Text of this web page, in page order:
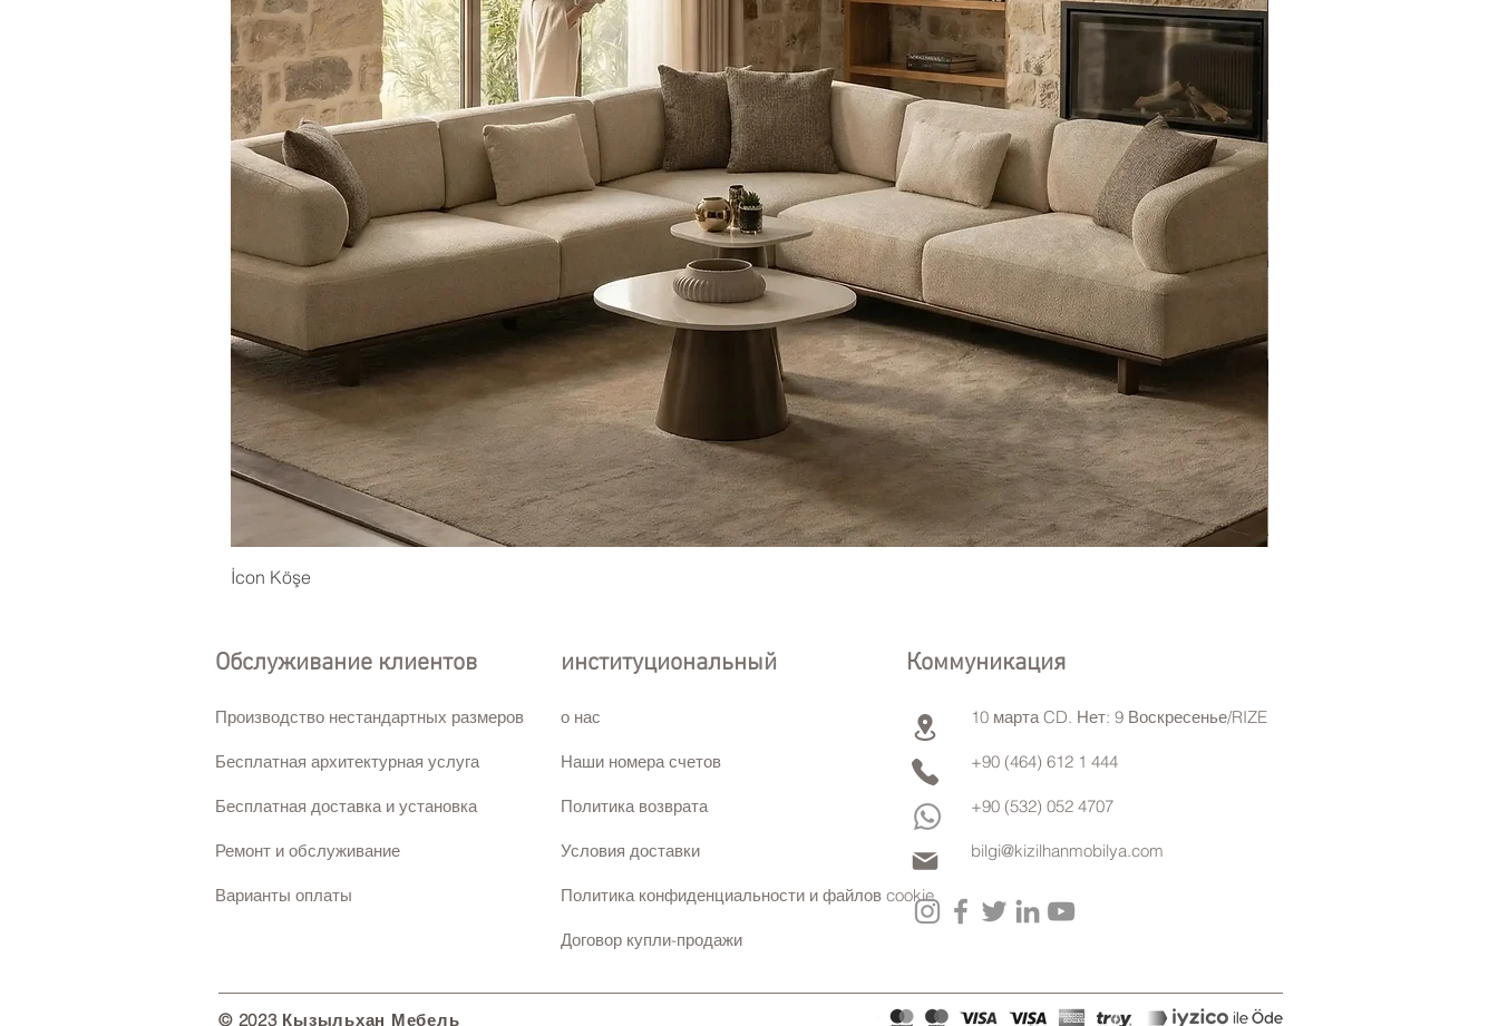
İcon Köşe
Обслуживание клиентов
Производство нестандартных размеров
Бесплатная архитектурная услуга
Бесплатная доставка и установка
Ремонт и обслуживание
Варианты оплаты
институциональный
о нас
Наши номера счетов
Политика возврата
Условия доставки
Политика конфиденциальности и файлов cookie
Коммуникация
10 марта CD. Нет: 9 Воскресенье/RIZE
+90 (464) 612 1 444
+90 (532) 052 4707
bilgi@kizilhanmobilya.com
Договор купли-продажи
© 2023 Кызыльхан Мебель